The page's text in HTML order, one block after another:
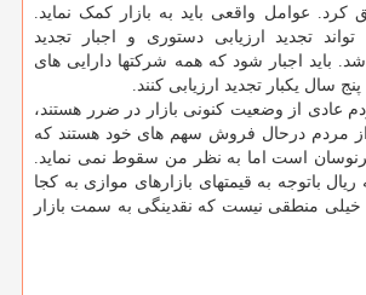
کرد. عوامل واقعی باید به بازار کمک نماید.
تجدید ارزیابی دستوری و اجبار تجدید
باید اجبار شود که همه شرکتها دارایی های
سال یکبار تجدید ارزیابی کنند.
عادی از وضعیت کنونی بازار در ضرر هستند،
مردم درحال فروش سهم های خود هستند که
است اما به نظر من سقوط نمی نماید.
باتوجه به قیمتهای بازارهای موازی به کجا
خیلی منطقی نیست که نقدینگی به سمت بازار